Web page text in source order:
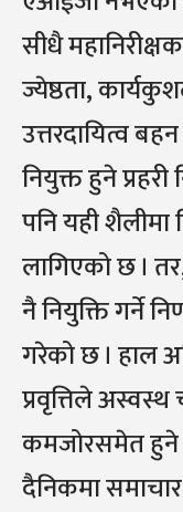
सीधै
ज्येष्ठता,
उत्तरदायित्व
नियुक्त हुने
पनि यही शैलीमा
लागिएको छ ।
नै नियुक्ति गर्ने
गरेको छ । हाल
प्रवृत्तिले
कमजोरसमेत हुने
दैनिकमा